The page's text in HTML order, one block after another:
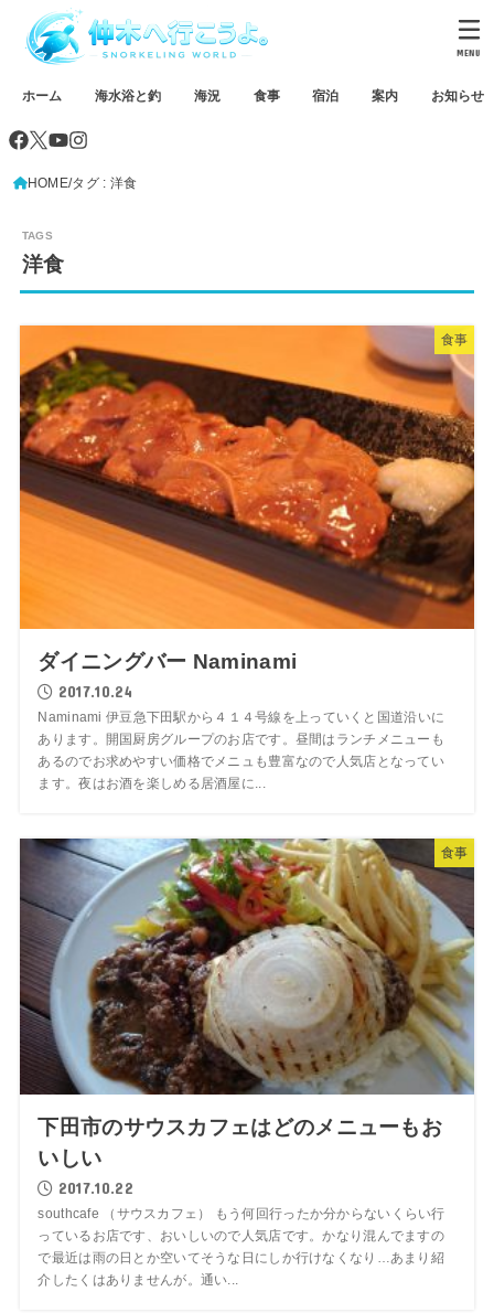
ホーム 海水浴と釣 海況 食事 宿泊 案内 お知らせ
MENU
HOME タグ : 洋食
洋食
食事
ダイニングバー Naminami
2017.10.24
Naminami 伊豆急下田駅から４１４号線を上っていくと国道沿いに
あります。開国厨房グループのお店です。昼間はランチメニューも
あるのでお求めやすい価格でメニュも豊富なので人気店となってい
ます。夜はお酒を楽しめる居酒屋に...
食事
下田市のサウスカフェはどのメニューもお
いしい
2017.10.22
southcafe （サウスカフェ） もう何回行ったか分からないくらい行
っているお店です、おいしいので人気店です。かなり混んでますの
で最近は雨の日とか空いてそうな日にしか行けなくなり…あまり紹
介したくはありませんが。通い...